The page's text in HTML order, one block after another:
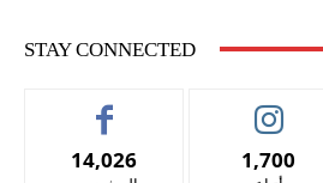
STAY CONNECTED
14,026 1,700